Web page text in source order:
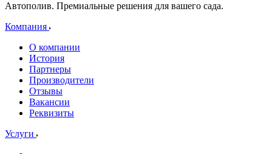
Автополив. Премиальные решения для вашего сада.
Компания
О компании
История
Партнеры
Производители
Отзывы
Вакансии
Реквизиты
Услуги